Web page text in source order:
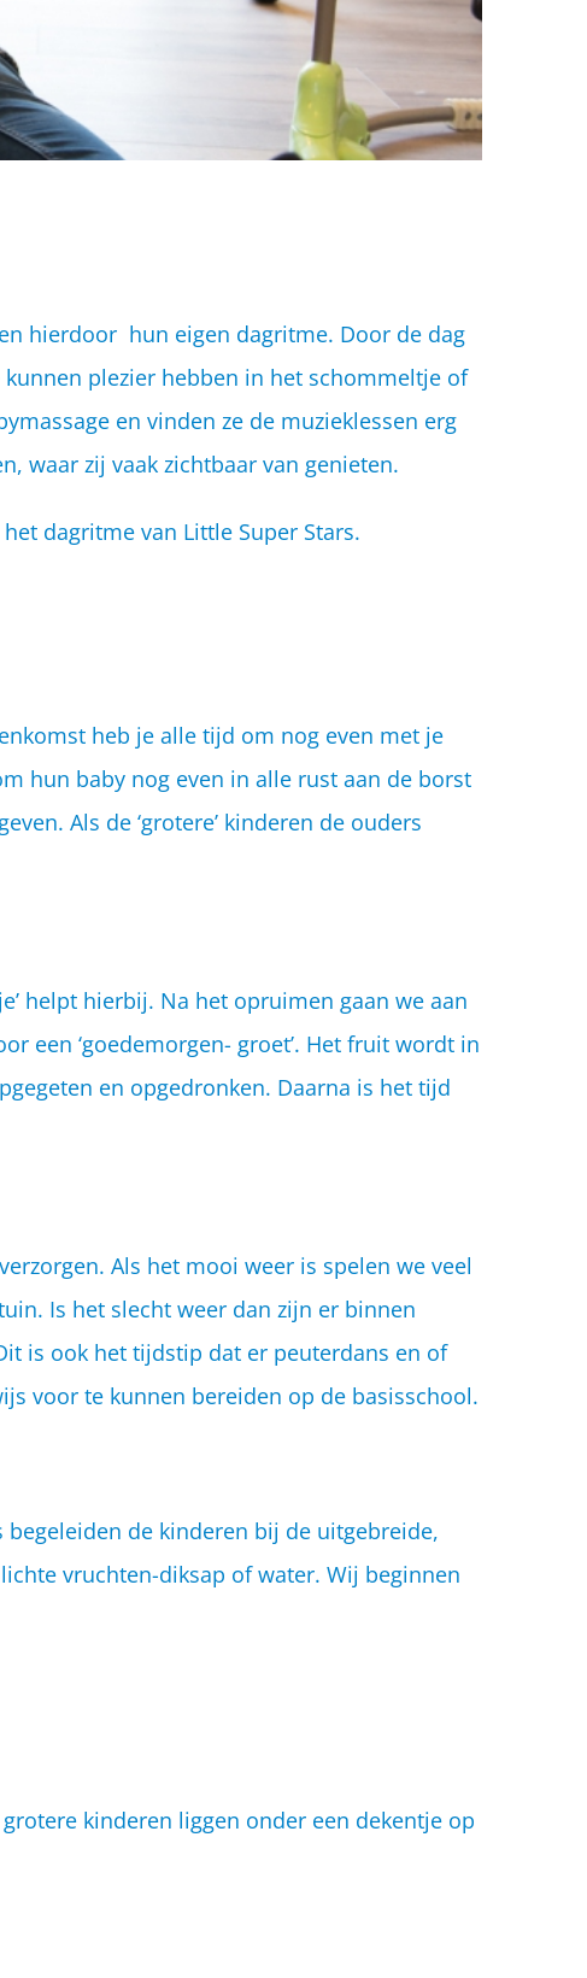
hierdoor hun eigen dagritme. Door de dag
plezier hebben in het schommeltje of
en vinden ze de muzieklessen erg
waar zij vaak zichtbaar van genieten.
dagritme van Little Super Stars.
heb je alle tijd om nog even met je
hun baby nog even in alle rust aan de borst
Als de ‘grotere’ kinderen de ouders
helpt hierbij. Na het opruimen gaan we aan
een ‘goedemorgen- groet’. Het fruit wordt in
en opgedronken. Daarna is het tijd
Als het mooi weer is spelen we veel
Is het slecht weer dan zijn er binnen
is ook het tijdstip dat er peuterdans en of
voor te kunnen bereiden op de basisschool.
de kinderen bij de uitgebreide,
vruchten-diksap of water. Wij beginnen
kinderen liggen onder een dekentje op